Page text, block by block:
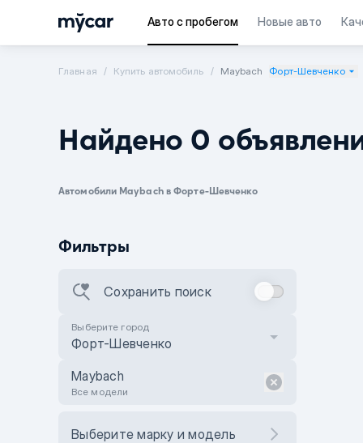
Авто с пробегом Новые авто
Главная Купить автомобиль Maybach Форт-Шевченко
Найдено 0
Автомобили Maybach в Форте-Шевченко
Фильтры
Сохранить поиск
Выберите город
Форт-Шевченко
Maybach
Все модели
Выберите марку и модель